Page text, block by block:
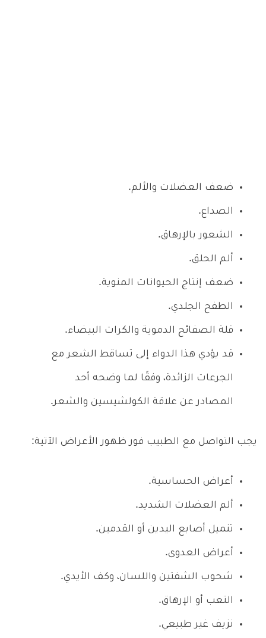
ضعف العضلات والألم.
الصداع.
الشعور بالإرهاق.
ألم الحلق.
ضعف إنتاج الحيوانات المنوية.
الطفح الجلدي.
قلة الصفائح الدموية والكرات البيضاء.
قد يؤدي هذا الدواء إلى تساقط الشعر مع
الجرعات الزائدة، وفقًا لما وضحه أحد
المصادر عن علاقة الكولشيسين والشعر.
يجب التواصل مع الطبيب فور ظهور الأعراض الآتية:
أعراض الحساسية.
ألم العضلات الشديد.
تنميل أصابع اليدين أو القدمين.
أعراض العدوى.
شحوب الشفتين واللسان، وكف الأيدي.
التعب أو الإرهاق.
نزيف غير طبيعي.